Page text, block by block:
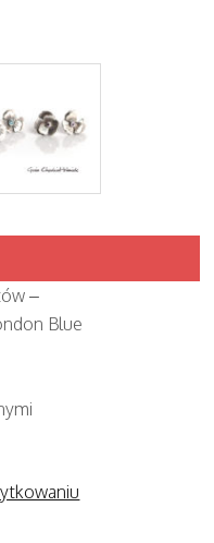
–
Blue